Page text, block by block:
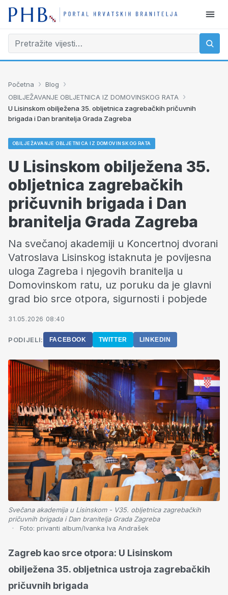
Početna › Blog ›
OBILJEŽAVANJE OBLJETNICA IZ DOMOVINSKOG RATA ›
U Lisinskom obilježena 35. obljetnica zagrebačkih pričuvnih
brigada i Dan branitelja Grada Zagreba
OBILJEŽAVANJE OBLJETNICA IZ DOMOVINSKOG RATA
U Lisinskom obilježena 35.
obljetnica zagrebačkih
pričuvnih brigada i Dan
branitelja Grada Zagreba
Na svečanoj akademiji u Koncertnoj dvorani
Vatroslava Lisinskog istaknuta je povijesna
uloga Zagreba i njegovih branitelja u
Domovinskom ratu, uz poruku da je glavni
grad bio srce otpora, sigurnosti i pobjede
31.05.2026 08:40
PODIJELI: FACEBOOK TWITTER LINKEDIN
Svečana akademija u Lisinskom - V35. obljetnica zagrebačkih
pričuvnih brigada i Dan branitelja Grada Zagreba
Foto: privanti album/Ivanka Iva Andrašek
Zagreb kao srce otpora: U Lisinskom
obilježena 35. obljetnica ustroja zagrebačkih
pričuvnih brigada